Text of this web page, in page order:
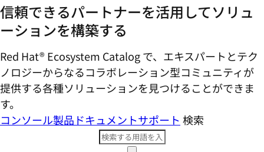
信頼できるパートナーを活用してソリュ
ーションを構築する
Red Hat® Ecosystem Catalog で、エキスパートとテク
ノロジーからなるコラボレーション型コミ​ュニティが
提供する各種ソリューションを見つけることができま
す。
コンソール製品ドキュメントサポート 検索